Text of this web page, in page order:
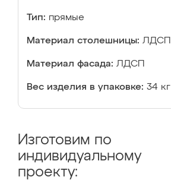
Тип: прямые
Материал столешницы: ЛДСП
Материал фасада: ЛДСП
Вес изделия в упаковке: 34 кг
Изготовим по
индивидуальному
проекту: